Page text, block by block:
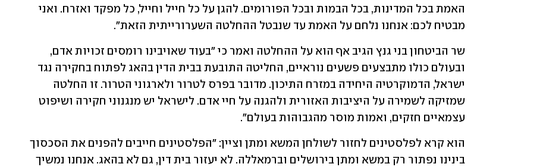
מבטיח לכם: אנחנו נלחם על האמת עד שנבטל ההחלטה השערורייתית הזאת".
עצמאיים חזקים, ואמות מוסר מהגבוהות בעולם".